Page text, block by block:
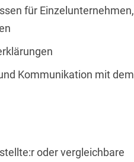
für Einzelunternehmen,
Kommunikation mit dem
oder vergleichbare